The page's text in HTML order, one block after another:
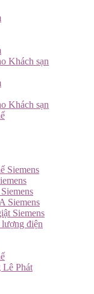
Khách sạn
Khách sạn
Siemens
Siemens
Siemens
điện
Lê Phát